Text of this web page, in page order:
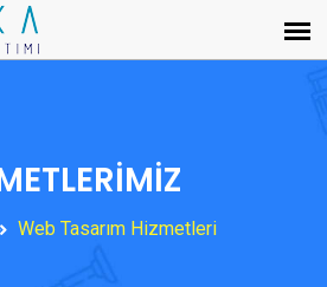
Web Tasarım Hizmetleri